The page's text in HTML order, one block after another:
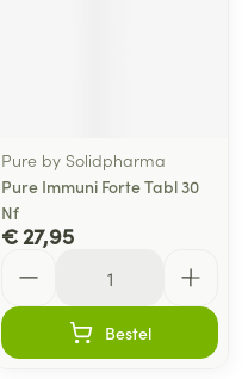
Pure by Solidpharma
Pure Immuni Forte Tabl 30
Nf
€ 27,95
Bestel